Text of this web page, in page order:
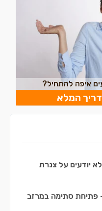
איפה להתחיל?
המלא
פתיחת סתימה במרזב